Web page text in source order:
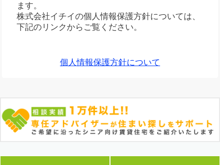
ます。
株式会社イチイの個人情報保護方針については、
下記のリンクからご覧ください。
個人情報保護方針について